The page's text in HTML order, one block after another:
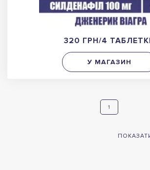
320 ГРН/4
У МАГАЗИН
1